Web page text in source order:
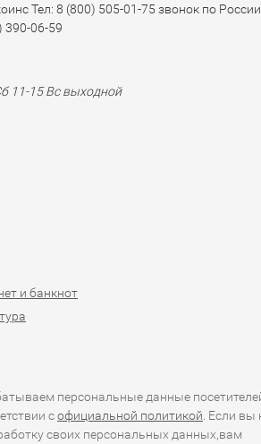
Тел: 8 (800) 505-01-75 звонок по России
390-06-59
11-15 Вс выходной
и банкнот
персональные данные
софициальной политикой . Если вы
своих персональных данных,вам